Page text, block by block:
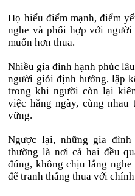
Họ hiểu điểm mạnh, điểm
nghe và phối hợp với
muốn hơn thua.
Nhiều gia đình hạnh phúc
người giỏi định hướng, lập
trong khi người còn lại
việc hằng ngày, cùng nhau
vững.
Ngược lại, những gia
thường là nơi cả hai đều
đúng, không chịu lắng
để tranh thắng thua với